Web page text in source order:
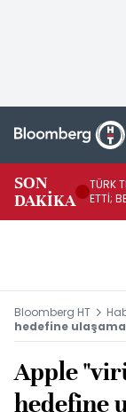
SON
DAKİKA
TÜRK
ETTİ;
Bloomberg HT
hedefine
Apple
hedefine